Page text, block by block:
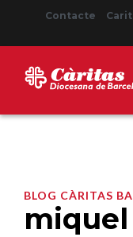
Contacte
BLOG CÀRITAS